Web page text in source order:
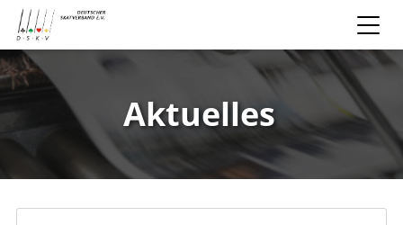
Aktuelles